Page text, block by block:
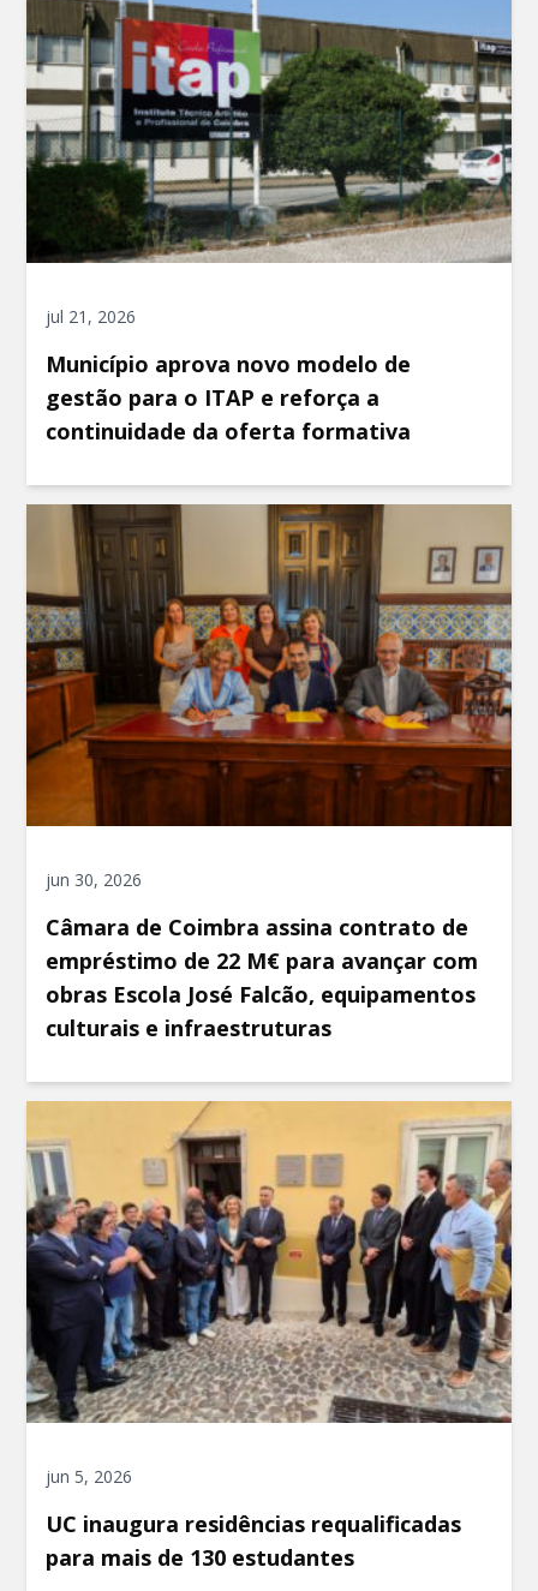
jul 21, 2026
Município aprova novo modelo de
gestão para o ITAP e reforça a
continuidade da oferta formativa
jun 30, 2026
Câmara de Coimbra assina contrato de
empréstimo de 22 M€ para avançar com
obras Escola José Falcão, equipamentos
culturais e infraestruturas
jun 5, 2026
UC inaugura residências requalificadas
para mais de 130 estudantes